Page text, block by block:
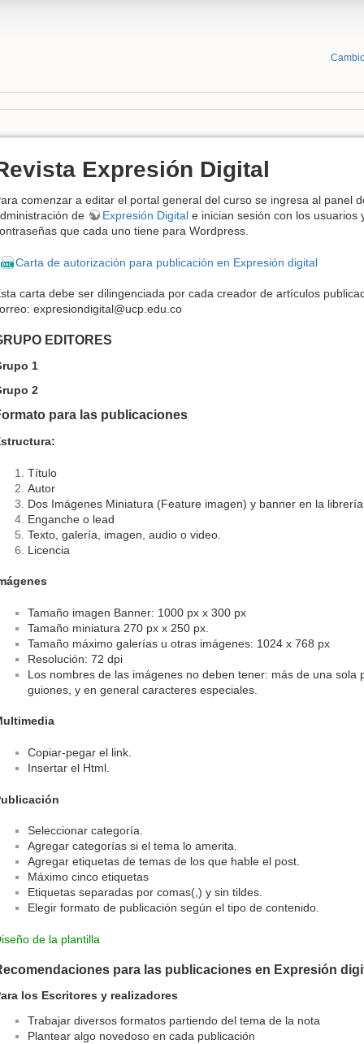
Expresión Digital
comenzar a editar el portal general del curso se ingresa al panel
de
Expresión Digital e inician sesión con los usuarios
que cada uno tiene para Wordpress.
Carta de autorización para publicación en Expresión digital
carta debe ser dilingenciada por cada creador de artículos
expresiondigital@ucp.edu.co
EDITORES
1
2
para las publicaciones
Título
Autor
Dos Imágenes Miniatura (Feature imagen) y banner en la librería
Enganche o lead
Texto, galería, imagen, audio o video.
Licencia
Tamaño imagen Banner: 1000 px x 300 px
Tamaño miniatura 270 px x 250 px.
Tamaño máximo galerías u otras imágenes: 1024 x 768 px
Resolución: 72 dpi
Los nombres de las imágenes no deben tener: más de una sola
guiones, y en general caracteres especiales.
Copiar-pegar el link.
Insertar el Html.
Seleccionar categoría.
Agregar categorías si el tema lo amerita.
Agregar etiquetas de temas de los que hable el post.
Máximo cinco etiquetas
Etiquetas separadas por comas(,) y sin tildes.
Elegir formato de publicación según el tipo de contenido.
de la plantilla
para las publicaciones en Expresión
los Escritores y realizadores
Trabajar diversos formatos partiendo del tema de la nota
Plantear algo novedoso en cada publicación